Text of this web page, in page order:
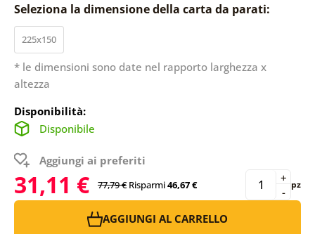
Seleziona la dimensione della carta da parati:
225x150
* le dimensioni sono date nel rapporto larghezza x
altezza
Disponibilità:
Disponibile
Aggiungi ai preferiti
31,11 € 77,79 € Risparmi46,67 € -
+ pz
AGGIUNGI AL CARRELLO